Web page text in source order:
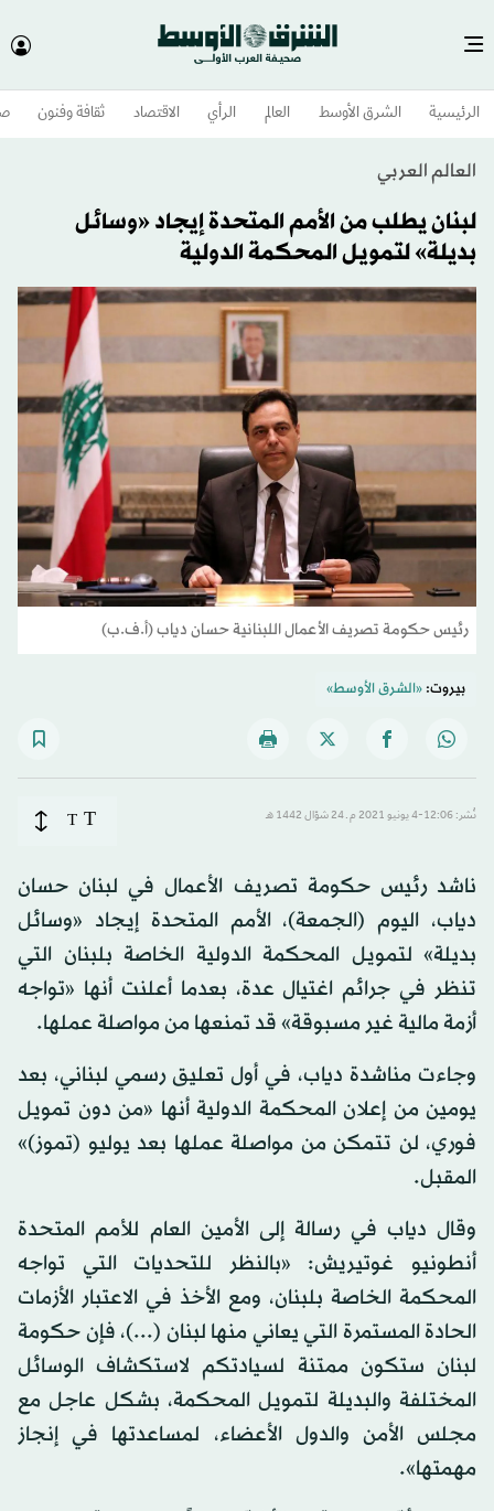
الرئيسية الشرق الأوسط​ العالم الرأي الاقتصاد ثقافة وفنون
العالم العربي
لبنان يطلب من الأمم المتحدة إيجاد «وسائل
بديلة» لتمويل المحكمة الدولية
رئيس حكومة تصريف الأعمال اللبنانية حسان دياب (أ.ف.ب)
بيروت:«الشرق الأوسط»
نُشر: 12:06-4 يونيو 2021 م ـ 24 شوّال 1442 هـ T
T
ناشد رئيس حكومة تصريف الأعمال في لبنان حسان
دياب، اليوم (الجمعة)، الأمم المتحدة إيجاد «وسائل
بديلة» لتمويل المحكمة الدولية الخاصة بلبنان التي
تنظر في جرائم اغتيال عدة، بعدما أعلنت أنها «تواجه
أزمة مالية غير مسبوقة» قد تمنعها من مواصلة عملها.
وجاءت مناشدة دياب، في أول تعليق رسمي لبناني، بعد
يومين من إعلان المحكمة الدولية أنها «من دون تمويل
فوري، لن تتمكن من مواصلة عملها بعد يوليو (تموز)»
المقبل.
وقال دياب في رسالة إلى الأمين العام للأمم المتحدة
أنطونيو غوتيريش: «بالنظر للتحديات التي تواجه
المحكمة الخاصة بلبنان، ومع الأخذ في الاعتبار الأزمات
الحادة المستمرة التي يعاني منها لبنان (...)، فإن حكومة
لبنان ستكون ممتنة لسيادتكم لاستكشاف الوسائل
المختلفة والبديلة لتمويل المحكمة، بشكل عاجل مع
مجلس الأمن والدول الأعضاء، لمساعدتها في إنجاز
مهمتها».